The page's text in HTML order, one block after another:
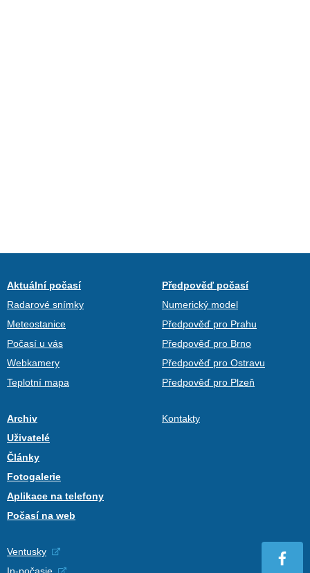
Aktuální počasí
Radarové snímky
Meteostanice
Počasí u vás
Webkamery
Teplotní mapa
Předpověď počasí
Numerický model
Předpověď pro Prahu
Předpověď pro Brno
Předpověď pro Ostravu
Předpověď pro Plzeň
Archiv
Uživatelé
Články
Fotogalerie
Aplikace na telefony
Počasí na web
Kontakty
Ventusky